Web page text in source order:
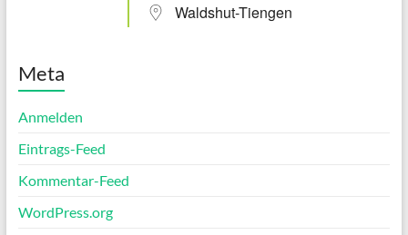
Waldshut-Tiengen
Meta
Anmelden
Eintrags-Feed
Kommentar-Feed
WordPress.org